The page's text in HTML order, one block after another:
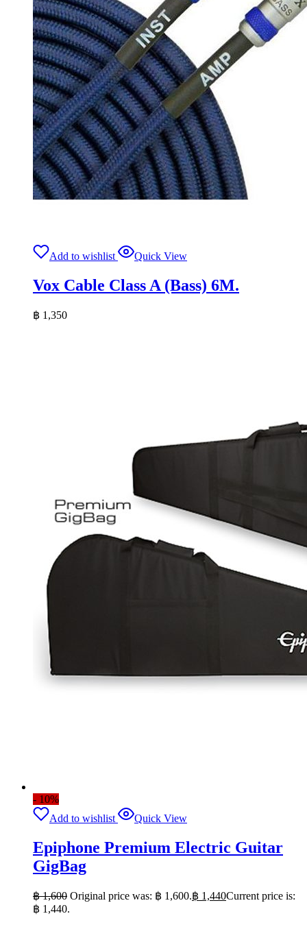
Add to wishlist Quick View
Vox Cable Class A (Bass) 6M.
฿ 1,350
- 10%
Add to wishlist
Quick View
Epiphone Premium Electric Guitar
GigBag
฿1,600 Original price was: ฿ 1,600.฿ 1,440Current price is:
฿ 1,440.